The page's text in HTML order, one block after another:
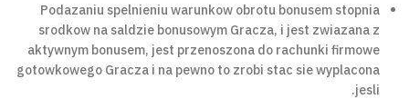
Podazaniu spelnieniu warunkow obrotu bonusem stopnia
srodkow na saldzie bonusowym Gracza, i jest zwiazana z
aktywnym bonusem, jest przenoszona do rachunki firmowe
gotowkowego Gracza i na pewno to zrobi stac sie wyplacona
jesli.